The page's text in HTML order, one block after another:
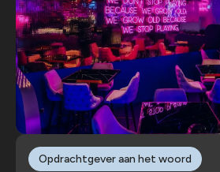
Opdrachtgever aan het woord